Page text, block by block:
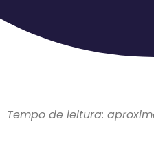
Tempo de leitura: